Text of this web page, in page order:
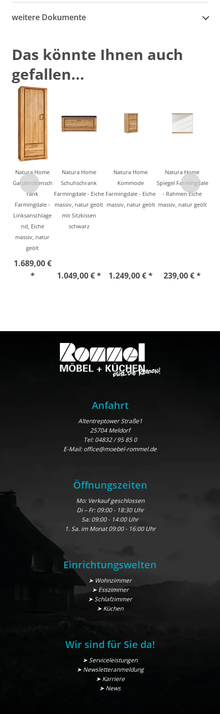
weitere Dokumente
Das könnte Ihnen auch
gefallen...
Natura Home
Garderobensch
rank
Farmingdale -
Linksanschlage
nd, Eiche
massiv, natur
geölt
1.689,00 €
*
Natura Home
Schuhschrank
Farmingdale - Eiche
massiv, natur geölt
mit Sitzkissen
schwarz
1.049,00 € *
Natura Home
Kommode
Farmingdale - Eiche
massiv, natur geölt
1.249,00 € *
Natura Home
Spiegel Farmingdale
- Rahmen Eiche
massiv, natur geölt
239,00 € *
Anfahrt
Altentreptower Straße1
25704 Meldorf
Tel:04832 / 95 85 0
E-Mail:office@moebel-rommel.de
Öffnungszeiten
Mo: Verkauf geschlossen
Di – Fr: 09:00 - 18:30 Uhr
Sa: 09:00 - 14:00 Uhr
1. Sa. im Monat 09:00 - 16:00 Uhr
Einrichtungswelten
➤ Wohnzimmer
➤ Esszimmer
➤ Schlafzimmer
➤ Küchen
Wir sind für Sie da!
➤ Serviceleistungen
➤ Newsletteranmeldung
➤ Karriere
➤ News